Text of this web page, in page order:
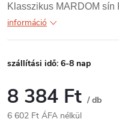
Klasszikus MARDOM sín
információ
szállítási idő: 6-8 nap
8 384 Ft / db
6 602 Ft ÁFA nélkül